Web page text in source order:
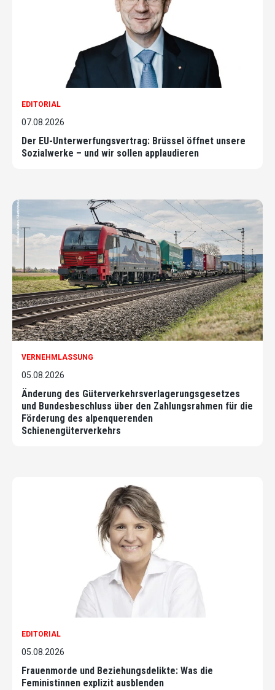
EDITORIAL
07.08.2026
Der EU-Unterwerfungsvertrag: Brüssel öffnet unsere
Sozialwerke – und wir sollen applaudieren
VERNEHMLASSUNG
05.08.2026
Änderung des Güterverkehrsverlagerungsgesetzes
und Bundesbeschluss über den Zahlungsrahmen für die
Förderung des alpenquerenden
Schienengüterverkehrs
EDITORIAL
05.08.2026
Frauenmorde und Beziehungsdelikte: Was die
Feministinnen explizit ausblenden